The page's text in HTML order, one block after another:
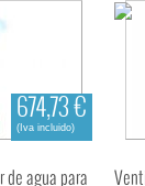
de agua para
674,73 €
(Iva incluido)